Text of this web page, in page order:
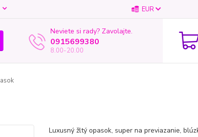
EUR
Neviete si rady? Zavolajte.
0915699380
8.00-20.00
Luxusný žltý opasok, super na previazanie,